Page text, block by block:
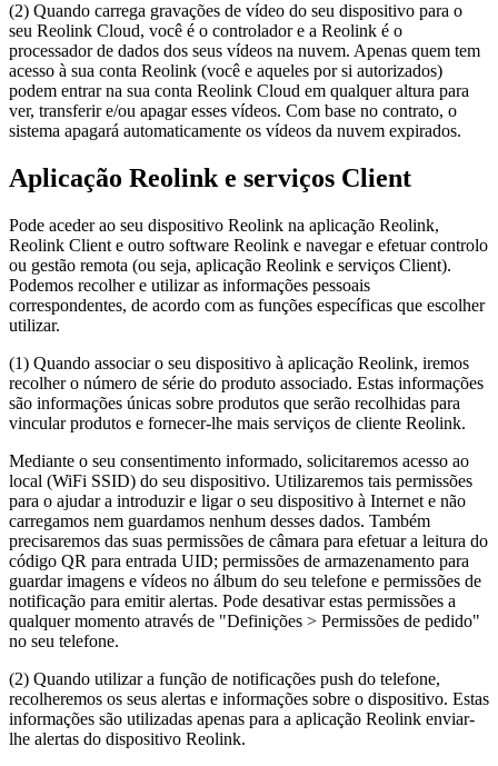
(2) Quando carrega gravações de vídeo do seu dispositivo para o
seu Reolink Cloud, você é o controlador e a Reolink é o
processador de dados dos seus vídeos na nuvem. Apenas quem tem
acesso à sua conta Reolink (você e aqueles por si autorizados)
podem entrar na sua conta Reolink Cloud em qualquer altura para
ver, transferir e/ou apagar esses vídeos. Com base no contrato, o
sistema apagará automaticamente os vídeos da nuvem expirados.
Aplicação Reolink e serviços Client
Pode aceder ao seu dispositivo Reolink na aplicação Reolink,
Reolink Client e outro software Reolink e navegar e efetuar controlo
ou gestão remota (ou seja, aplicação Reolink e serviços Client).
Podemos recolher e utilizar as informações pessoais
correspondentes, de acordo com as funções específicas que escolher
utilizar.
(1) Quando associar o seu dispositivo à aplicação Reolink, iremos
recolher o número de série do produto associado. Estas informações
são informações únicas sobre produtos que serão recolhidas para
vincular produtos e fornecer-lhe mais serviços de cliente Reolink.
Mediante o seu consentimento informado, solicitaremos acesso ao
local (WiFi SSID) do seu dispositivo. Utilizaremos tais permissões
para o ajudar a introduzir e ligar o seu dispositivo à Internet e não
carregamos nem guardamos nenhum desses dados. Também
precisaremos das suas permissões de câmara para efetuar a leitura do
código QR para entrada UID; permissões de armazenamento para
guardar imagens e vídeos no álbum do seu telefone e permissões de
notificação para emitir alertas. Pode desativar estas permissões a
qualquer momento através de "Definições > Permissões de pedido"
no seu telefone.
(2) Quando utilizar a função de notificações push do telefone,
recolheremos os seus alertas e informações sobre o dispositivo. Estas
informações são utilizadas apenas para a aplicação Reolink enviar-
lhe alertas do dispositivo Reolink.